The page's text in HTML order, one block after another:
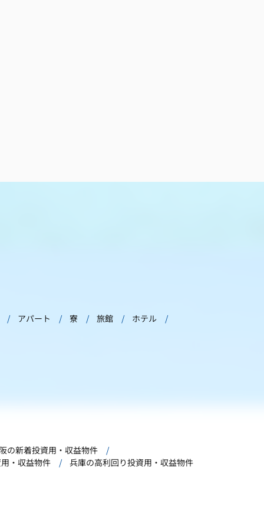
アパート 寮 旅館 ホテル
の新着投資用・収益物件
・収益物件
兵庫の高利回り投資用・収益物件